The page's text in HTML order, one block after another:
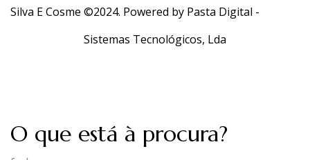
Silva E Cosme ©2024. Powered by Pasta Digital -
Sistemas Tecnológicos, Lda
O que está à procura?